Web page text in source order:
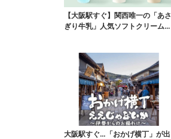
【大阪駅すぐ】関西唯一の「あさ
ぎり牛乳」人気ソフトクリームが
大阪駅すぐ…「おかげ横丁」が出